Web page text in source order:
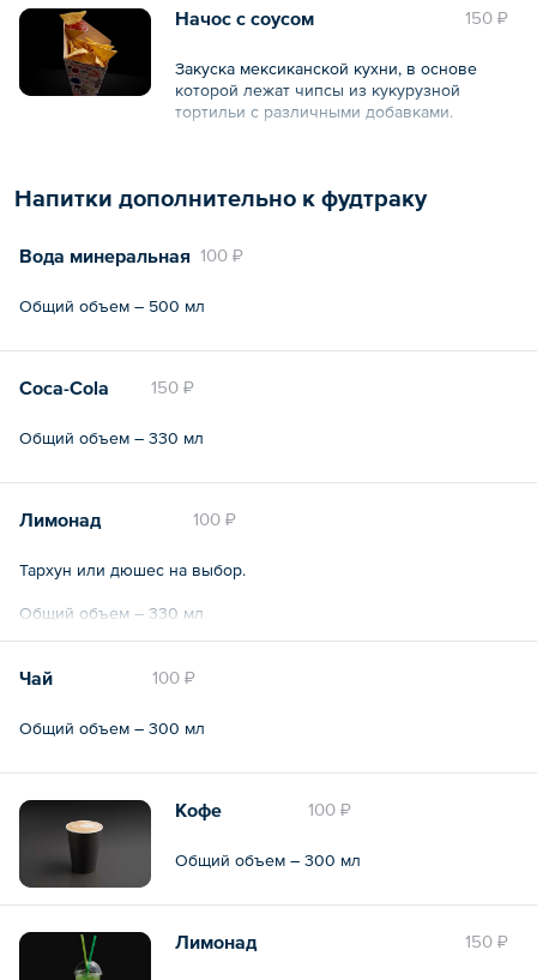
150 ₽
Начос с соусом
Закуска мексиканской кухни, в основе
которой лежат чипсы из кукурузной
тортильи с различными добавками.
Напитки дополнительно к фудтраку
100 ₽
Вода минеральная
Общий объем – 500 мл
150 ₽
Coca-Cola
Общий объем – 330 мл
100 ₽
Лимонад
Тархун или дюшес на выбор.
Общий объем – 330 мл
100 ₽
Чай
Общий объем – 300 мл
100 ₽
Кофе
Общий объем – 300 мл
150 ₽
Лимонад